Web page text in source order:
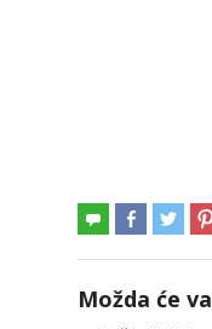
Možda će